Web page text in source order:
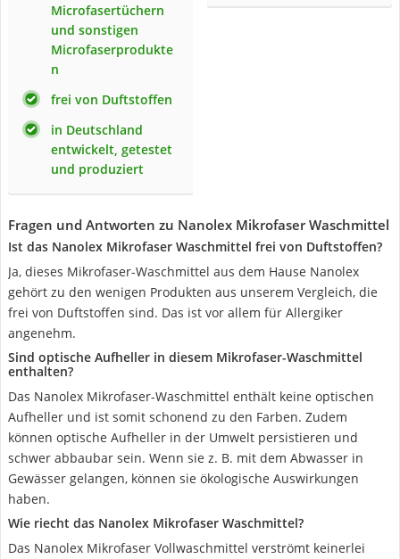
Microfasertüchern
und sonstigen
Microfaserprodukte
n
frei von Duftstoffen
in Deutschland
entwickelt, getestet
und produziert
Fragen und Antworten zu Nanolex Mikrofaser Waschmittel
Ist das Nanolex Mikrofaser Waschmittel frei von Duftstoffen?
Ja, dieses Mikrofaser-Waschmittel aus dem Hause Nanolex
gehört zu den wenigen Produkten aus unserem Vergleich, die
frei von Duftstoffen sind. Das ist vor allem für Allergiker
angenehm.
Sind optische Aufheller in diesem Mikrofaser-Waschmittel
enthalten?
Das Nanolex Mikrofaser-Waschmittel enthält keine optischen
Aufheller und ist somit schonend zu den Farben. Zudem
können optische Aufheller in der Umwelt persistieren und
schwer abbaubar sein. Wenn sie z. B. mit dem Abwasser in
Gewässer gelangen, können sie ökologische Auswirkungen
haben.
Wie riecht das Nanolex Mikrofaser Waschmittel?
Das Nanolex Mikrofaser Vollwaschmittel verströmt keinerlei